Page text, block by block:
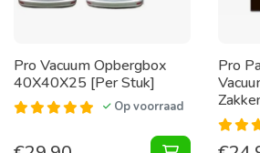
Pro Vacuum Opbergbox
40X40X25 [Per Stuk]
Op voorraad
Pro